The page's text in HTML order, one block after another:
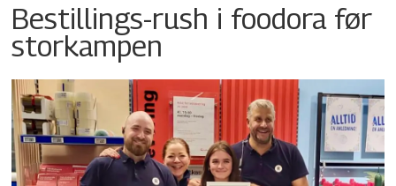
Bestillings-rush i foodora før
storkampen